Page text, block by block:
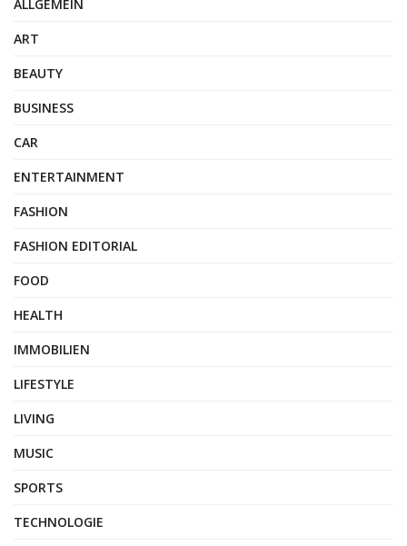
ALLGEMEIN
ART
BEAUTY
BUSINESS
CAR
ENTERTAINMENT
FASHION
FASHION EDITORIAL
FOOD
HEALTH
IMMOBILIEN
LIFESTYLE
LIVING
MUSIC
SPORTS
TECHNOLOGIE